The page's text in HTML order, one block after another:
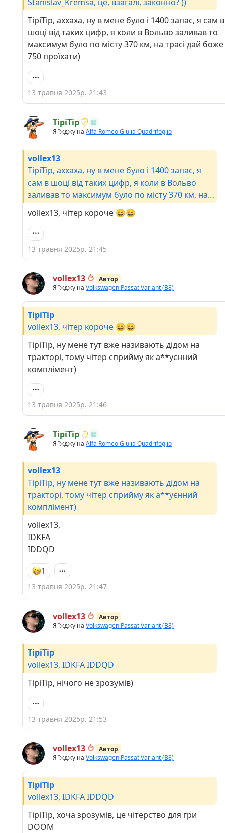
TipiTip, аххаха, ну в мене було і 1400 запас, я сам в
шоці від таких цифр, я коли в Вольво заливав то
максимум було по місту 370 км, на трасі дай боже
750 проїхати)
13 травня 2025р. 21:43
TipiTip
Я їжджу на Alfa Romeo Giulia Quadrifoglio
vollex13
TipiTip, аххаха, ну в мене було і 1400 запас, я
сам в шоці від таких цифр, я коли в Вольво
заливав то максимум було по місту 370 км, на
трасі дай боже 750 проїхати)
vollex13, чітер короче 😄😄
13 травня 2025р. 21:45
vollex13
Автор
Я їжджу на Volkswagen Passat Variant (B8)
TipiTip
vollex13, чітер короче 😄😄
TipiTip, ну мене тут вже називають дідом на
тракторі, тому чітер сприйму як а**уєнний
комплімент)
13 травня 2025р. 21:46
TipiTip
Я їжджу на Alfa Romeo Giulia Quadrifoglio
vollex13
TipiTip, ну мене тут вже називають дідом на
тракторі, тому чітер сприйму як а**уєнний
комплімент)
vollex13,
IDKFA
IDDQD
1
13 травня 2025р. 21:47
vollex13
Автор
Я їжджу на Volkswagen Passat Variant (B8)
TipiTip
vollex13, IDKFA IDDQD
TipiTip, нічого не зрозумів)
13 травня 2025р. 21:53
vollex13
Автор
Я їжджу на Volkswagen Passat Variant (B8)
TipiTip
vollex13, IDKFA IDDQD
TipiTip, хоча зрозумів, це чітерство для гри
DOOM